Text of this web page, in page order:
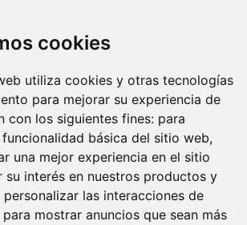
cookies
utiliza cookies y otras tecnologías
para mejorar su experiencia de
con los siguientes fines: para
básica del sitio web,
una mejor experiencia en el sitio
su interés en nuestros productos y
las interacciones de
para mostrar anuncios que sean más
y consulte Posters online
unaexclusiva aula virtual
cada evento